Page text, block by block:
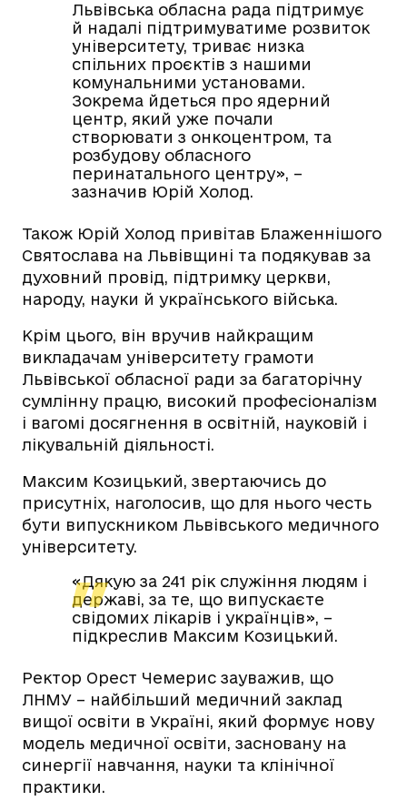
Львівська обласна рада підтримує
й надалі підтримуватиме розвиток
університету, триває низка
спільних проєктів з нашими
комунальними установами.
Зокрема йдеться про ядерний
центр, який уже почали
створювати з онкоцентром, та
розбудову обласного
перинатального центру», –
зазначив Юрій Холод.
Також Юрій Холод привітав Блаженнішого
Святослава на Львівщині та подякував за
духовний провід, підтримку церкви,
народу, науки й українського війська.
Крім цього, він вручив найкращим
викладачам університету грамоти
Львівської обласної ради за багаторічну
сумлінну працю, високий професіоналізм
і вагомі досягнення в освітній, науковій і
лікувальній діяльності.
Максим Козицький, звертаючись до
присутніх, наголосив, що для нього честь
бути випускником Львівського медичного
університету.
«Дякую за 241 рік служіння людям і
державі, за те, що випускаєте
свідомих лікарів і українців», –
підкреслив Максим Козицький.
Ректор Орест Чемерис зауважив, що
ЛНМУ – найбільший медичний заклад
вищої освіти в Україні, який формує нову
модель медичної освіти, засновану на
синергії навчання, науки та клінічної
практики.